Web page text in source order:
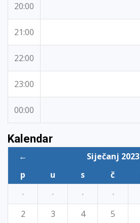
20:00
21:00
22:00
23:00
00:00
Kalendar
← Siječanj 2023
p
u s č
·
· · ·
2
3 4 5